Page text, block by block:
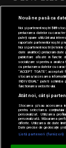
Nouă ne pasă ca
Noi și partenerii noștri589
prelucrarea datelor cu
puteți opune utilizării unui
raportate partenerilor noștri și
Noi si partenerii nostri (retelele
date analitice) prelucram date
publicitare afisate in functie
socializare si pentru a analiza
cu prelucrarea datelor cu
“ACCEPT TOATE”, acceptati
stocarea/accesarea
INDIVIDUAL” puteti
functionarea website-ului.
Atât noi, cât și
Stocarea și/sau accesarea
pentru selectarea
personalizat. Utilizarea
personalizată. Măsurarea
diferite. Utilizarea de date
Date precise de geolocație și
Listă parteneri (furnizori)